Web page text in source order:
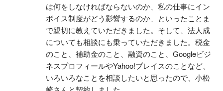
は何をしなければならないのか、私の仕事にイン
ボイス制度がどう影響するのか、といったことま
で親切に教えていただきました。そして、法人成
についても相談にも乗っていただきました。税金
のこと、補助金のこと、融資のこと、Googleビジ
ネスプロフィールやYahoo!プレイスのことなど、
いろいろなことを相談したいと思ったので、小松